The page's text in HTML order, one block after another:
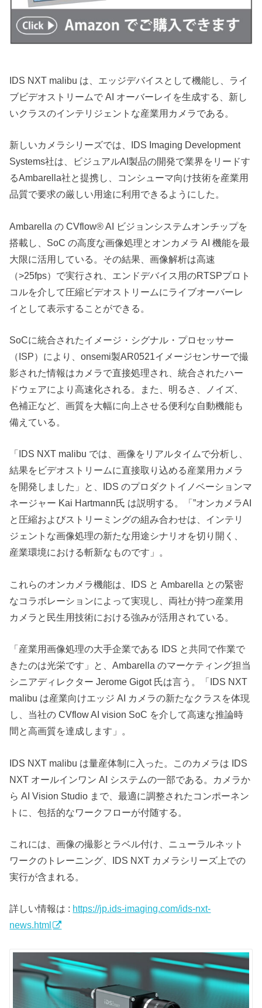
IDS NXT malibu は、エッジデバイスとして機能し、ライ
ブビデオストリームで AI オーバーレイを生成する、新し
いクラスのインテリジェントな産業用カメラである。
新しいカメラシリーズでは、IDS Imaging Development
Systems社は、ビジュアルAI製品の開発で業界をリードす
るAmbarella社と提携し、コンシューマ向け技術を産業用
品質で要求の厳しい用途に利用できるようにした。
Ambarella の CVflow® AI ビジョンシステムオンチップを
搭載し、SoC の高度な画像処理とオンカメラ AI 機能を最
大限に活用している。その結果、画像解析は高速
（>25fps）で実行され、エンドデバイス用のRTSPプロト
コルを介して圧縮ビデオストリームにライブオーバーレ
イとして表示することができる。
SoCに統合されたイメージ・シグナル・プロセッサー
（ISP）により、onsemi製AR0521イメージセンサーで撮
影された情報はカメラで直接処理され、統合されたハー
ドウェアにより高速化される。また、明るさ、ノイズ、
色補正など、画質を大幅に向上させる便利な自動機能も
備えている。
「IDS NXT malibu では、画像をリアルタイムで分析し、
結果をビデオストリームに直接取り込める産業用カメラ
を開発しました」と、IDS のプロダクトイノベーションマ
ネージャー Kai Hartmann氏 は説明する。「”オンカメラAI
と圧縮およびストリーミングの組み合わせは、インテリ
ジェントな画像処理の新たな用途シナリオを切り開く、
産業環境における斬新なものです」。
これらのオンカメラ機能は、IDS と Ambarella との緊密
なコラボレーションによって実現し、両社が持つ産業用
カメラと民生用技術における強みが活用されている。
「産業用画像処理の大手企業である IDS と共同で作業で
きたのは光栄です」と、Ambarella のマーケティング担当
シニアディレクター Jerome Gigot 氏は言う。「IDS NXT
malibu は産業向けエッジ AI カメラの新たなクラスを体現
し、当社の CVflow AI vision SoC を介して高速な推論時
間と高画質を達成します」。
IDS NXT malibu は量産体制に入った。このカメラは IDS
NXT オールインワン AI システムの一部である。カメラか
ら AI Vision Studio まで、最適に調整されたコンポーネン
トに、包括的なワークフローが付随する。
これには、画像の撮影とラベル付け、ニューラルネット
ワークのトレーニング、IDS NXT カメラシリーズ上での
実行が含まれる。
詳しい情報は : https://jp.ids-imaging.com/ids-nxt-
news.html